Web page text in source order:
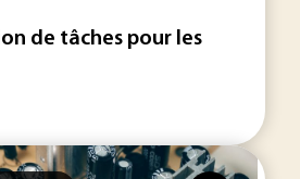
de tâches pour les